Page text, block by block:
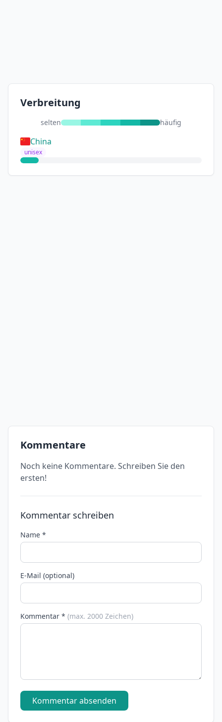
Verbreitung
selten häufig
China
unisex
Kommentare
Noch keine Kommentare. Schreiben Sie den
ersten!
Kommentar schreiben
Name *
E-Mail (optional)
Kommentar * (max. 2000 Zeichen)
Kommentar absenden